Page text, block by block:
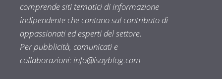
comprende siti tematici di informazione
indipendente che contano sul contributo di
appassionati ed esperti del settore.
Per pubblicità, comunicati e
collaborazioni:info@isayblog.com